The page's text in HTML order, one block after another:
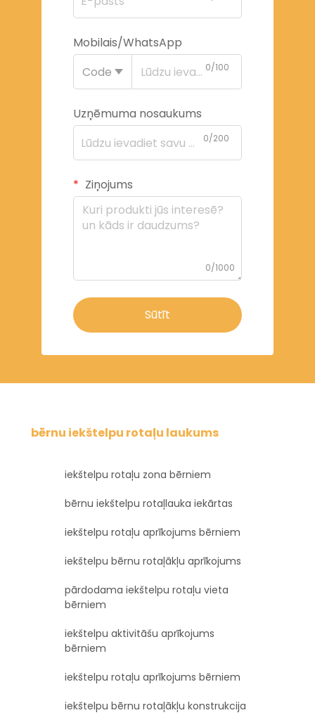
Mobilais/WhatsApp
Code
0/100
Uzņēmuma nosaukums
0/200
Ziņojums
0/1000
Sūtīt
bērnu iekštelpu rotaļu laukums
iekštelpu rotaļu zona bērniem
bērnu iekštelpu rotaļlauka iekārtas
iekštelpu rotaļu aprīkojums bērniem
iekštelpu bērnu rotaļākļu aprīkojums
pārdodama iekštelpu rotaļu vieta
bērniem
iekštelpu aktivitāšu aprīkojums
bērniem
iekštelpu rotaļu aprīkojums bērniem
iekštelpu bērnu rotaļākļu konstrukcija